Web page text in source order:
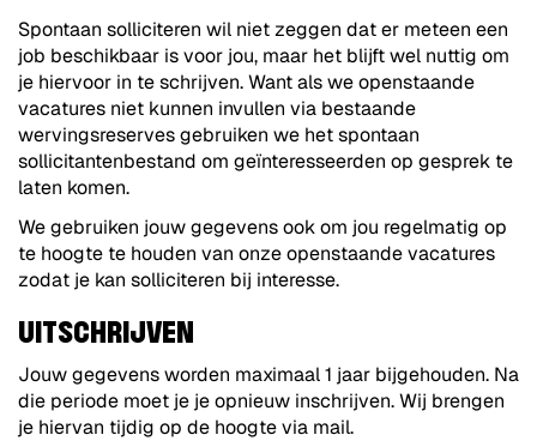
Spontaan solliciteren wil niet zeggen dat er meteen een
job beschikbaar is voor jou, maar het blijft wel nuttig om
je hiervoor in te schrijven. Want als we openstaande
vacatures niet kunnen invullen via bestaande
wervingsreserves gebruiken we het spontaan
sollicitantenbestand om geïnteresseerden op gesprek te
laten komen.
We gebruiken jouw gegevens ook om jou regelmatig op
te hoogte te houden van onze openstaande vacatures
zodat je kan solliciteren bij interesse.
UITSCHRIJVEN
Jouw gegevens worden maximaal 1 jaar bijgehouden. Na
die periode moet je je opnieuw inschrijven. Wij brengen
je hiervan tijdig op de hoogte via mail.